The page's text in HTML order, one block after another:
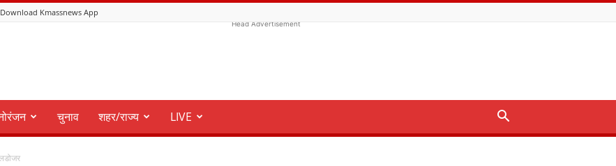
Download Kmassnews App
Head Advertisement
चुनाव शहर/राज्य LIVE